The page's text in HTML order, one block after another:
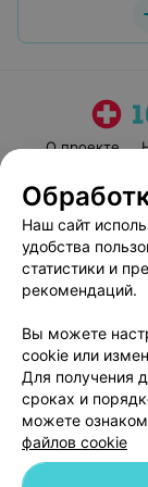
О проекте
Наш сайт
удобства
статистики и
рекомендаций.
Вы можете
cookie или
Для получения
сроках и
можете
файлов cookie